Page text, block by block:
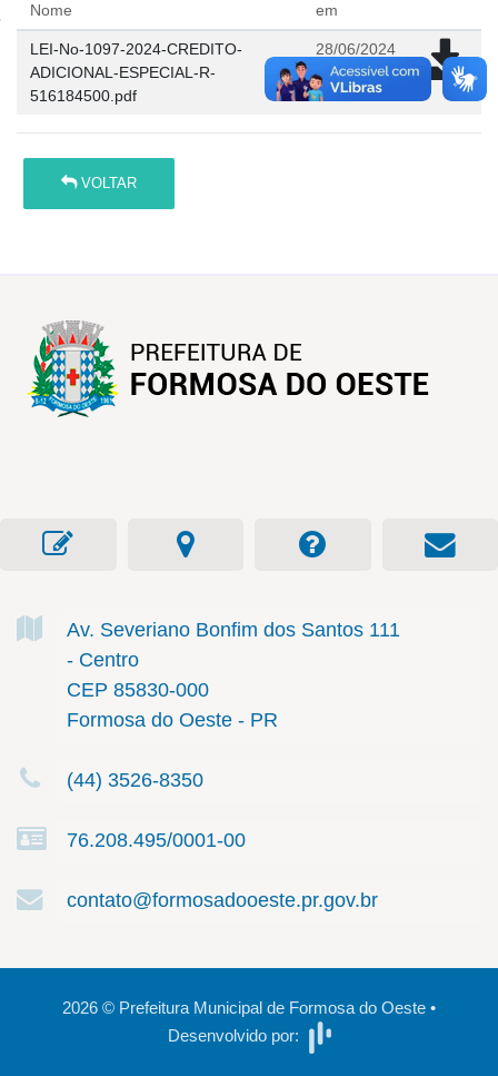
Nome
em
LEI-No-1097-2024-CREDITO-
ADICIONAL-ESPECIAL-R-
516184500.pdf
28/06/2024
09:07
VOLTAR
Av. Severiano Bonfim dos Santos 111
- Centro
CEP 85830-000
Formosa do Oeste - PR
(44) 3526-8350
76.208.495/0001-00
contato@formosadooeste.pr.gov.br
2026 © Prefeitura Municipal de Formosa do Oeste •
Desenvolvido por: